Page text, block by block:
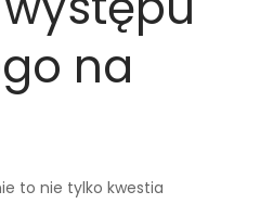
na
to nie tylko kwestia